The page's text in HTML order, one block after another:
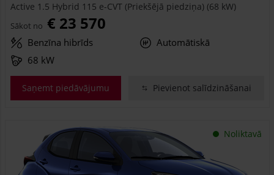
Active 1.5 Hybrid 115 e-CVT (Priekšējā piedziņa) (68 kW)
Sākot no € 23 570
Benzīna hibrīds
Automātiskā
68 kW
Saņemt piedāvājumu Pievienot salīdzināšanai
Noliktavā